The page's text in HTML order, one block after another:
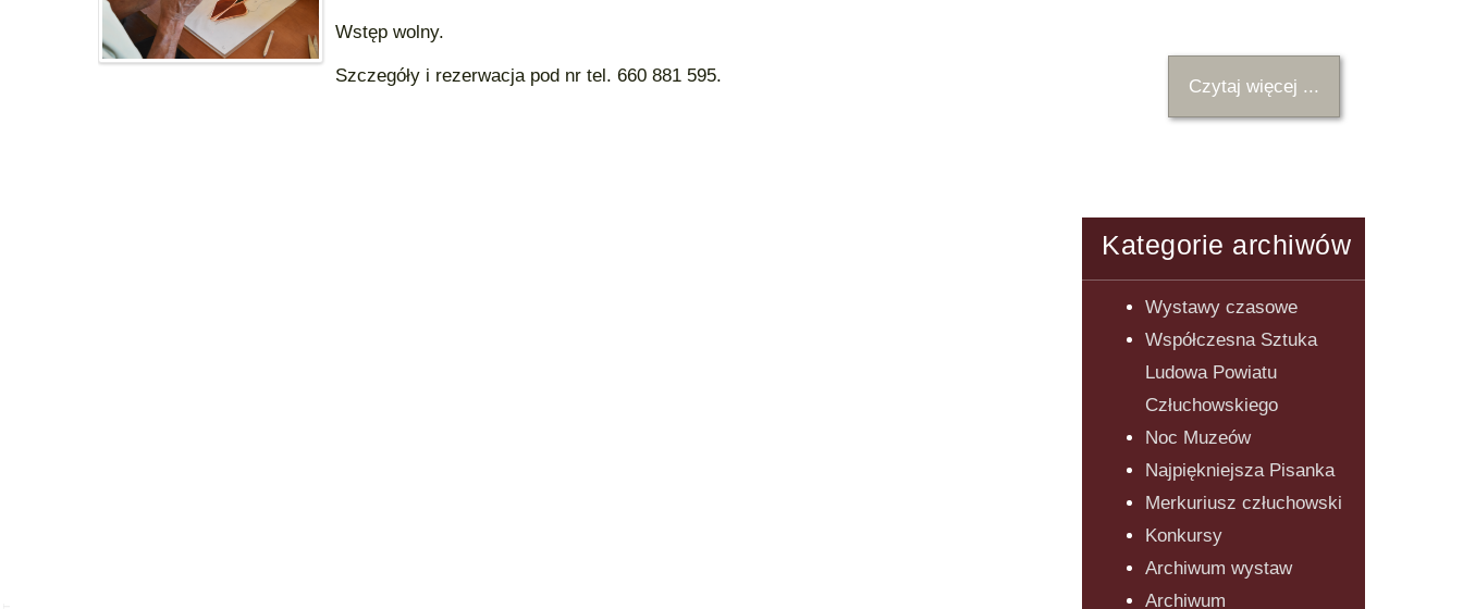
Czytaj więcej ...
Kategorie archiwów
Wystawy czasowe
Współczesna Sztuka
Ludowa Powiatu
Człuchowskiego
Noc Muzeów
Najpiękniejsza Pisanka
Merkuriusz człuchowski
Konkursy
Archiwum wystaw
Archiwum
Wstęp wolny.
Szczegóły i rezerwacja pod nr tel. 660 881 595.